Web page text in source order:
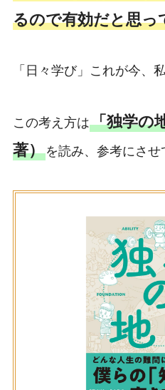
るので有効だと思っ
「日々学び」これが今、
この考え方は「独学の
著）を読み、参考にさせ